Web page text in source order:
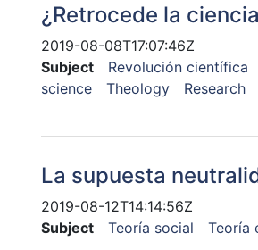
¿Retrocede la
2019-08-08T17:07:46Z
Subject
Revolución científica
science
Theology Research
La supuesta
2019-08-12T14:14:56Z
Subject
Teoría social Teoría